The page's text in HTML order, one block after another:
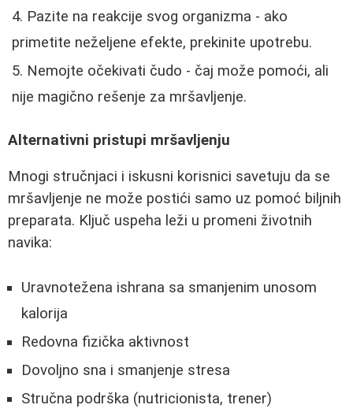
Pazite na reakcije svog organizma - ako
primetite neželjene efekte, prekinite upotrebu.
Nemojte očekivati čudo - čaj može pomoći, ali
nije magično rešenje za mršavljenje.
Alternativni pristupi mršavljenju
Mnogi stručnjaci i iskusni korisnici savetuju da se
mršavljenje ne može postići samo uz pomoć biljnih
preparata. Ključ uspeha leži u promeni životnih
navika:
Uravnotežena ishrana sa smanjenim unosom
kalorija
Redovna fizička aktivnost
Dovoljno sna i smanjenje stresa
Stručna podrška (nutricionista, trener)